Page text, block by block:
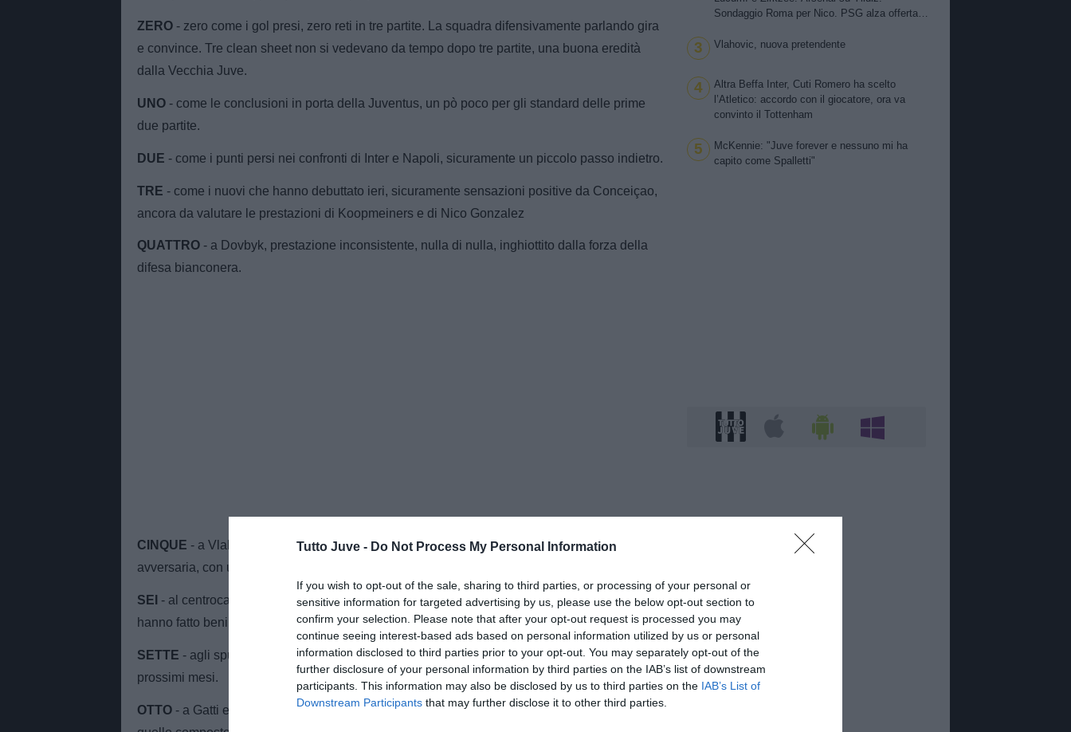
Tutto Juve - Do Not Process My Personal Information
If you wish to opt-out of the sale, sharing to third parties, or processing of your personal or
sensitive information for targeted advertising by us, please use the below opt-out section to
confirm your selection. Please note that after your opt-out request is processed you may
continue seeing interest-based ads based on personal information utilized by us or personal
information disclosed to third parties prior to your opt-out. You may separately opt-out of the
further disclosure of your personal information by third parties on the IAB’s list of downstream
participants. This information may also be disclosed by us to third parties on the IAB’s List of
Downstream Participants that may further disclose it to other third parties.
ZERO - zero come i gol presi, zero reti in tre partite. La squadra difensivamente parlando gira
e convince. Tre clean sheet non si vedevano da tempo dopo tre partite, una buona eredità
dalla Vecchia Juve.
UNO - come le conclusioni in porta della Juventus, un pò poco per gli standard delle prime
due partite.
DUE - come i punti persi nei confronti di Inter e Napoli, sicuramente un piccolo passo indietro.
TRE - come i nuovi che hanno debuttato ieri, sicuramente sensazioni positive da Conceiçao,
ancora da valutare le prestazioni di Koopmeiners e di Nico Gonzalez
QUATTRO - a Dovbyk, prestazione inconsistente, nulla di nulla, inghiottito dalla forza della
difesa bianconera.
CINQUE - a Vlahovic, prestazione incolore la sua, anche lui fagocitato dalla difesa
avversaria, con un grosso dubbio su qualche contropiede gestito male.
SEI - al centrocampo, prova di sostanza un pò per tutti, ma niente di entusiasmante, tutti
hanno fatto benino, ma nessuno ha fatto niente di straordinario.
SETTE - agli spunti di Conceiçao, spunti molto interessanti che risulteranno molto utili nei
prossimi mesi.
OTTO - a Gatti ed alla difesa, il reparto difensivo è quello che funziona meglio, ma anche
Sondaggio Roma per Nico. PSG alza offerta
Zhegrova non vuole partire. Sorloth sul
3 Vlahovic, nuova pretendente
4
Altra Beffa Inter, Cuti Romero ha scelto
l’Atletico: accordo con il giocatore, ora va
convinto il Tottenham
5
McKennie: "Juve forever e nessuno mi ha
capito come Spalletti"